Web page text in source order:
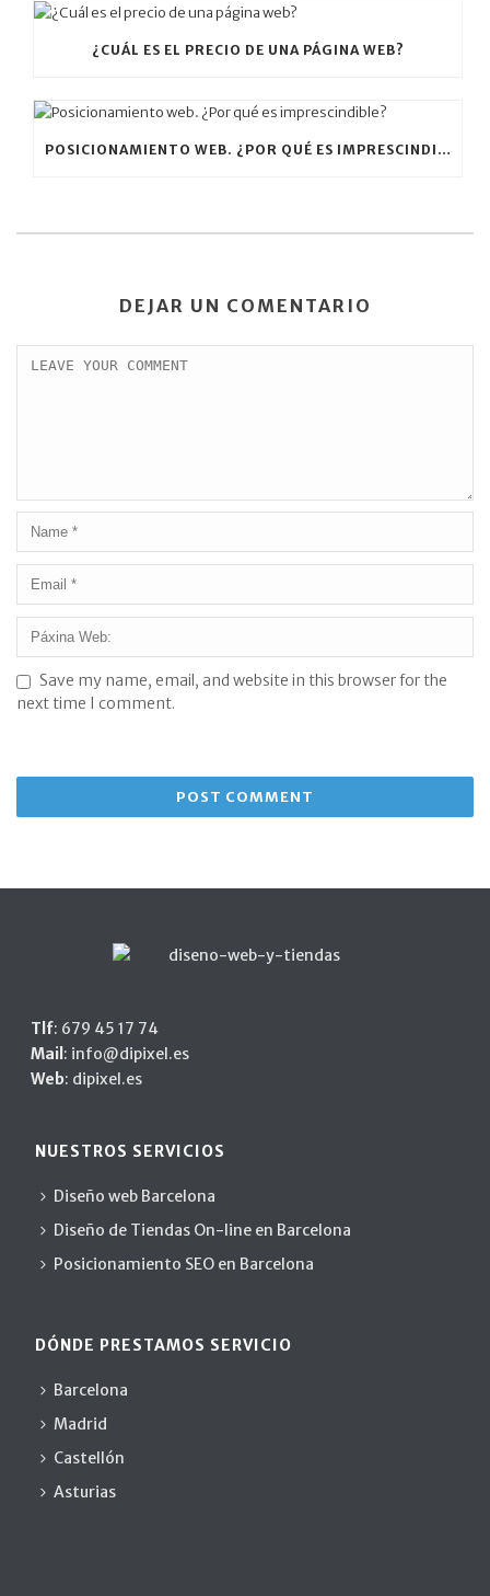
¿CUÁL ES EL PRECIO DE UNA PÁGINA WEB?
POSICIONAMIENTO WEB. ¿POR QUÉ ES IMPRESCINDIBLE?
DEJAR UN COMENTARIO
Save my name, email, and website in this browser for the
next time I comment.
Tlf: 679 45 17 74
Mail : info@dipixel.es
Web: dipixel.es
NUESTROS SERVICIOS
Diseño web Barcelona
Diseño de Tiendas On-line en Barcelona
Posicionamiento SEO en Barcelona
DÓNDE PRESTAMOS SERVICIO
Barcelona
Madrid
Castellón
Asturias